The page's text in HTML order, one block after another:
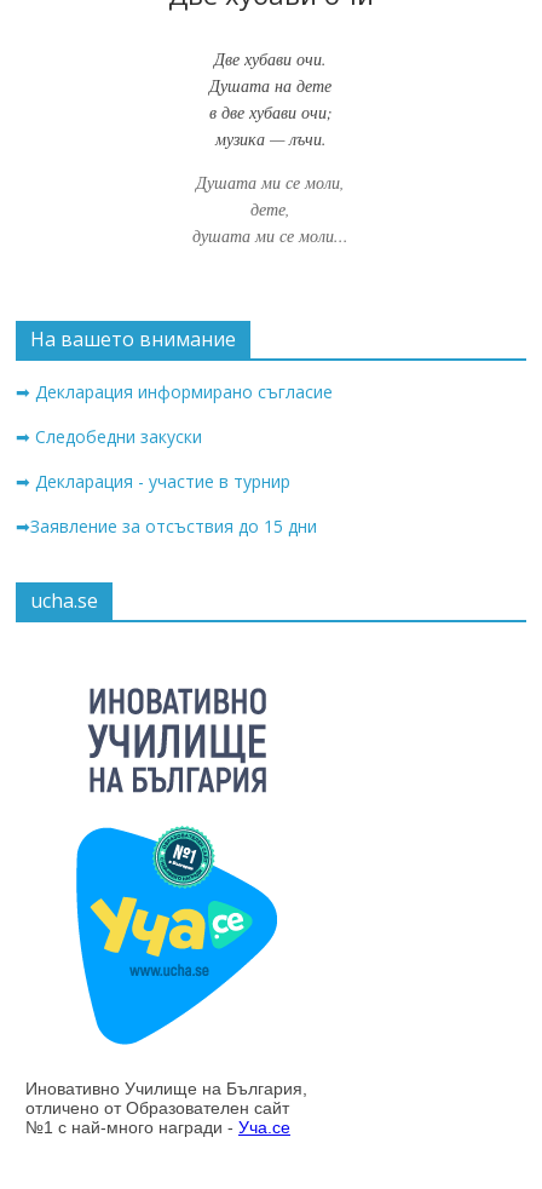
Две хубави очи.
Душата на дете
в две хубави очи;
музика — лъчи.
Душата ми се моли,
дете,
душата ми се моли...
На вашето внимание
➡ Декларация информирано съгласие
➡ Следобедни закуски
➡ Декларация - участие в турнир
➡Заявление за отсъствия до 15 дни
ucha.se